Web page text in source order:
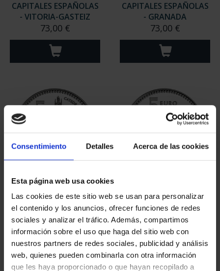
Consentimiento Detalles Acerca de las cookies
Esta página web usa cookies
Las cookies de este sitio web se usan para personalizar
el contenido y los anuncios, ofrecer funciones de redes
sociales y analizar el tráfico. Además, compartimos
información sobre el uso que haga del sitio web con
nuestros partners de redes sociales, publicidad y análisis
web, quienes pueden combinarla con otra información
que les haya proporcionado o que hayan recopilado a
CAPITALES ESPAÑOLAS
- VITORIA-GASTEIZ
73,00 €
CAPITALES ESPAÑOLAS
- GRANADA
73,00 €
CAPITALES ESPAÑOLAS
- PALENCIA
73,00 €
- GUADALAJARA
73,00 €